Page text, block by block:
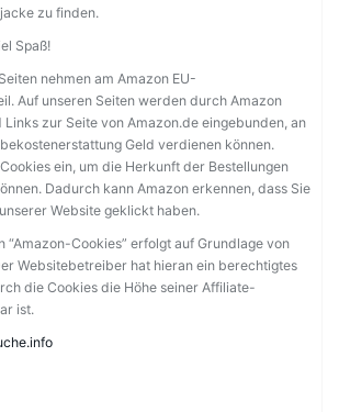
zu finden.
Spaß!
nehmen am Amazon EU-
Auf unseren Seiten werden durch Amazon
zur Seite von Amazon.de eingebunden, an
Geld verdienen können.
ein, um die Herkunft der Bestellungen
Dadurch kann Amazon erkennen, dass Sie
Website geklickt haben.
“Amazon-Cookies” erfolgt auf Grundlage von
Websitebetreiber hat hieran ein berechtigtes
die Cookies die Höhe seiner Affiliate-
ist.